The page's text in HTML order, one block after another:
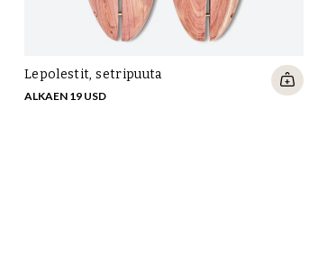
Lepolestit, setripuuta
ALKAEN 19 USD